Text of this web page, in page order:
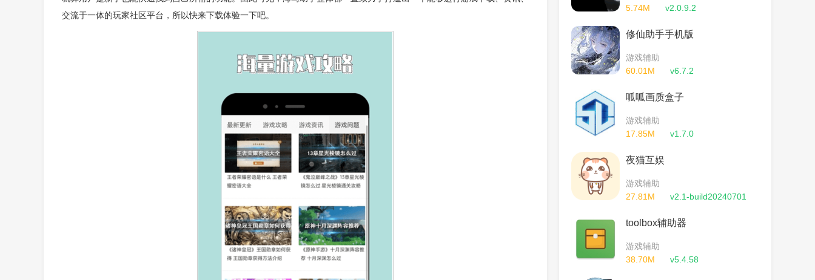
交流于一体的玩家社区平台，所以快来下载体验一下吧。
5.74M
v2.0.9.2
修仙助手手机版
游戏辅助
60.01M
v6.7.2
呱呱画质盒子
游戏辅助
17.85M
v1.7.0
夜猫互娱
游戏辅助
27.81M
v2.1-build20240701
toolbox辅助器
游戏辅助
38.70M
v5.4.58